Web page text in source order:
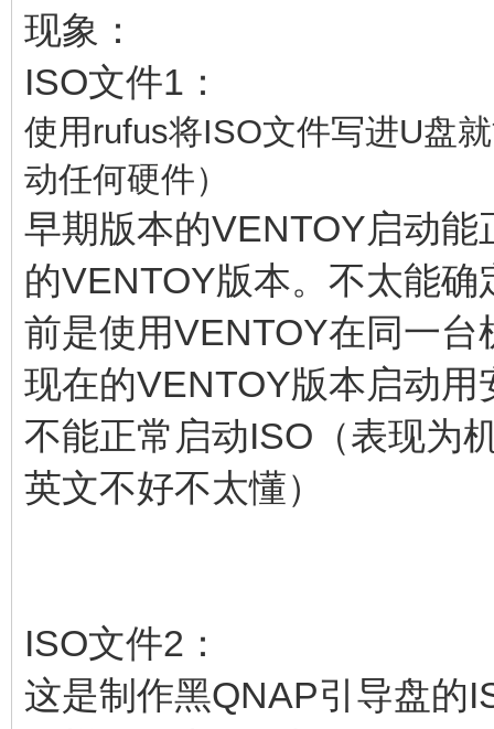
现象：
ISO文件1：
使用 rufus将ISO文件写进U盘
动任何硬件）
早期版本的VENTOY启动
的VENTOY版本。不太能
前是使用VENTOY在同一
现在的VENTOY版本启动
不能正常启动ISO（表现为
英文不好不太懂）
ISO文件2：
这是制作黑QNAP引导盘的